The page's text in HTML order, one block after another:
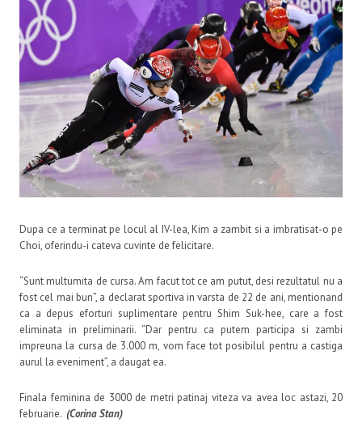
Dupa ce a terminat pe locul al IV-lea, Kim a zambit si a imbratisat-o pe
Choi, oferindu-i cateva cuvinte de felicitare.
“Sunt multumita de cursa. Am facut tot ce am putut, desi rezultatul nu a
fost cel mai bun”, a declarat sportiva in varsta de 22 de ani, mentionand
ca a depus eforturi suplimentare pentru Shim Suk-hee, care a fost
eliminata in preliminarii. “Dar pentru ca putem participa si zambi
impreuna la cursa de 3.000 m, vom face tot posibilul pentru a castiga
aurul la eveniment”, a daugat ea.
Finala feminina de 3000 de metri patinaj viteza va avea loc astazi, 20
februarie. (Corina Stan)